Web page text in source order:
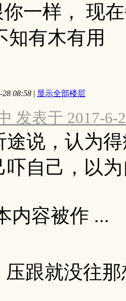
一样， 现
知有木有用
28 08:58 | 显示全部楼层
发表于 2017-6-
途说，认为
吓自己，以
内容被作 ...
压跟就没往